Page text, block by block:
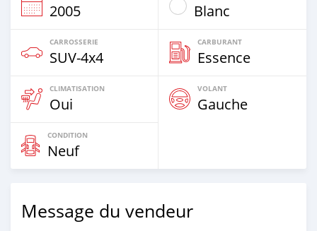
2005 Blanc
CARROSSERIE
SUV‒4x4
CARBURANT
Essence
CLIMATISATION
Oui
VOLANT
Gauche
CONDITION
Neuf
Message du vendeur